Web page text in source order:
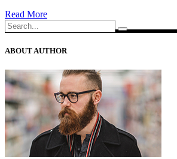
Read More
Search
for:
ABOUT AUTHOR